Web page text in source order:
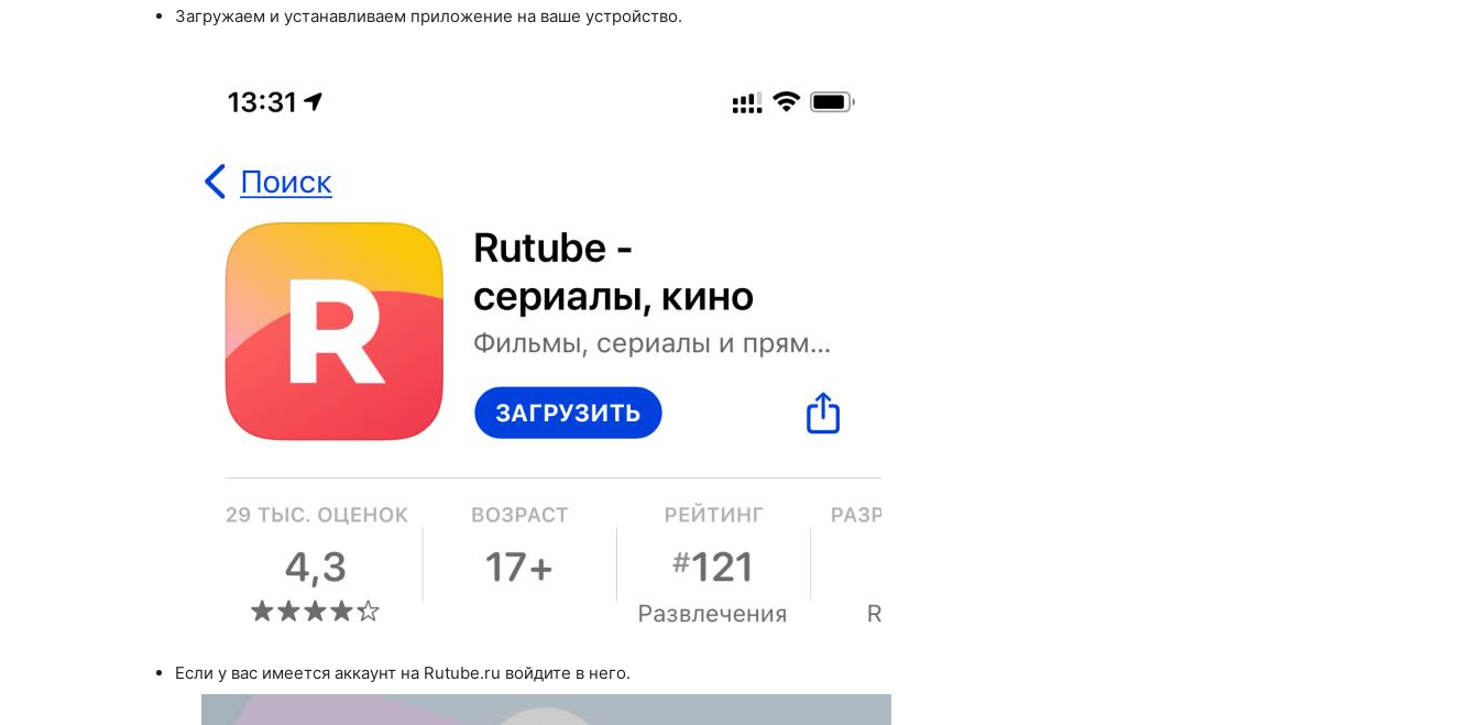
Загружаем и устанавливаем приложение на ваше устройство.
Если у вас имеется аккаунт на Rutube.ru войдите в него.